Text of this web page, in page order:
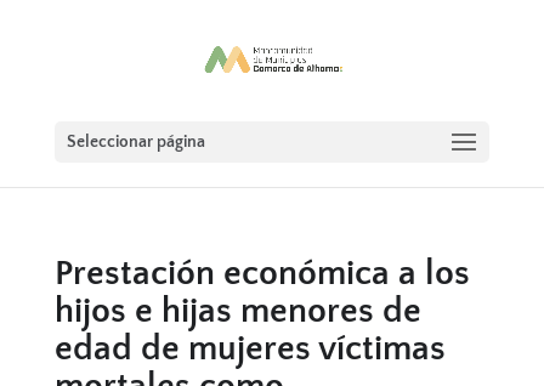
Seleccionar página
Prestación económica a los
hijos e hijas menores de
edad de mujeres víctimas